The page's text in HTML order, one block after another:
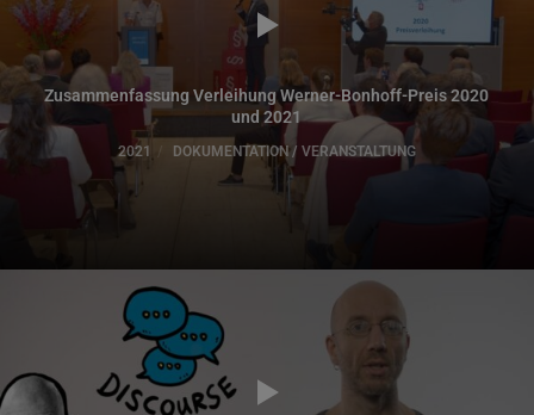
Zusammenfassung Verleihung Werner-Bonhoff-Preis 2020
und 2021
2021 DOKUMENTATION / VERANSTALTUNG